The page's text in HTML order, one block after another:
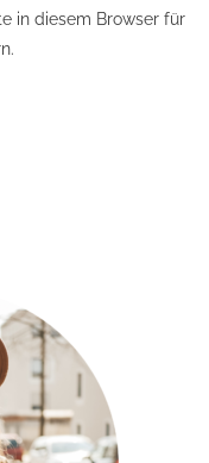
in diesem Browser für